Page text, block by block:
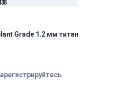
Grade 1.2 мм титан